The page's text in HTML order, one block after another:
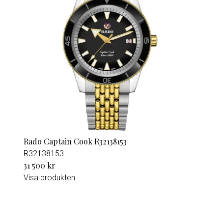
Rado Captain Cook R32138153
R32138153
31 500 kr
Visa produkten